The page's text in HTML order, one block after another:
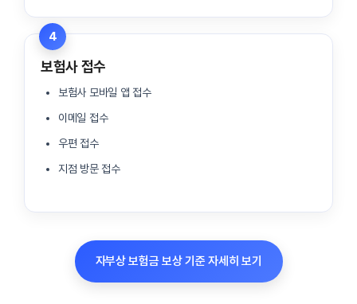
4
보험사 접수
보험사 모바일 앱 접수
이메일 접수
우편 접수
지점 방문 접수
자부상 보험금 보상 기준 자세히 보기